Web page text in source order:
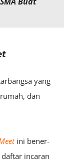
yang
dan
ini bener-
incaran